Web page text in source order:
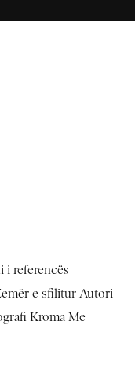
i referencës
e sfilitur Autori
Kroma Me